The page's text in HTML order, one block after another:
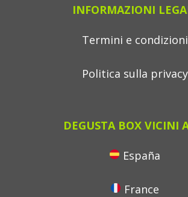
INFORMAZIONI
Termini e condizioni
Politica sulla privacy
DEGUSTA BOX VICINI
España
France